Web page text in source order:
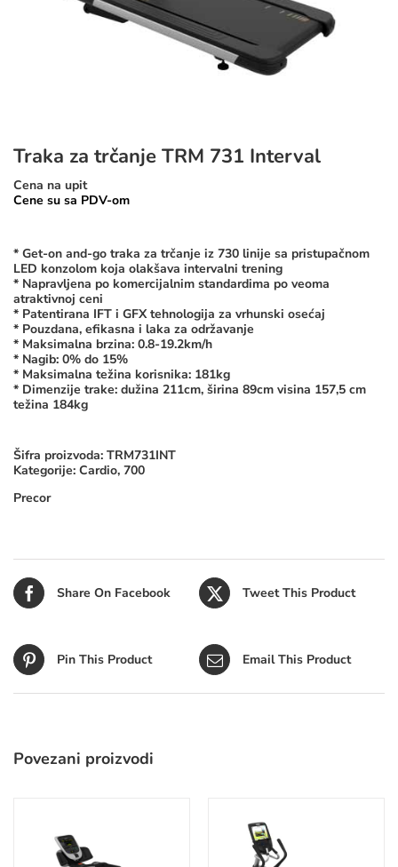
Traka za trčanje TRM 731 Interval
Cena na upit
Cene su sa PDV-om
* Get-on and-go traka za trčanje iz 730 linije sa pristupačnom
LED konzolom koja olakšava intervalni trening
* Napravljena po komercijalnim standardima po veoma
atraktivnoj ceni
* Patentirana IFT i GFX tehnologija za vrhunski osećaj
* Pouzdana, efikasna i laka za održavanje
* Maksimalna brzina: 0.8-19.2km/h
* Nagib: 0% do 15%
* Maksimalna težina korisnika: 181kg
* Dimenzije trake: dužina 211cm, širina 89cm visina 157,5 cm
težina 184kg
Šifra proizvoda: TRM731INT
Kategorije: Cardio, 700
Precor
Share On Facebook Tweet This Product
Pin This Product Email This Product
Povezani proizvodi